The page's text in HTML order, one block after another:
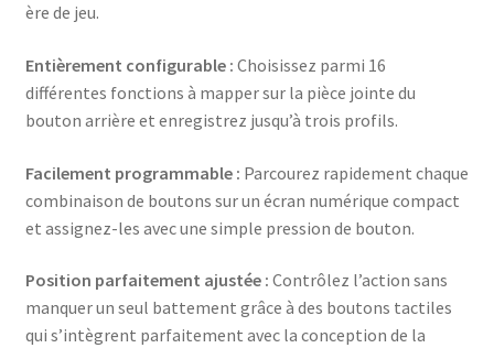
ère de jeu.
Entièrement configurable : Choisissez parmi 16
différentes fonctions à mapper sur la pièce jointe du
bouton arrière et enregistrez jusqu’à trois profils.
Facilement programmable : Parcourez rapidement chaque
combinaison de boutons sur un écran numérique compact
et assignez-les avec une simple pression de bouton.
Position parfaitement ajustée : Contrôlez l’action sans
manquer un seul battement grâce à des boutons tactiles
qui s’intègrent parfaitement avec la conception de la